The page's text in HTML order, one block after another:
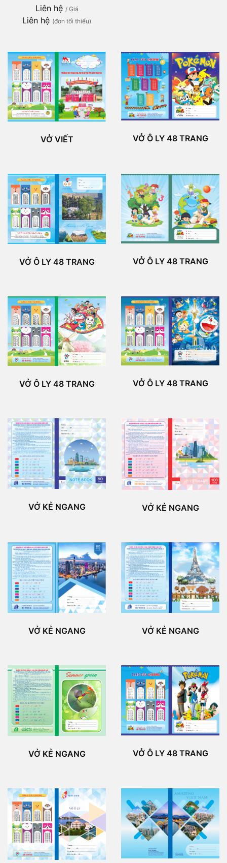
Liên hệ / Giá
Liên hệ (đơn tối thiểu)
VỞ VIẾT VỞ Ô LY 48 TRANG
VỞ Ô LY 48 TRANG VỞ Ô LY 48 TRANG
VỞ Ô LY 48 TRANG VỞ Ô LY 48 TRANG
VỞ KẺ NGANG VỞ KẺ NGANG
VỞ KẺ NGANG VỞ KẺ NGANG
VỞ KẺ NGANG VỞ Ô LY 48 TRANG